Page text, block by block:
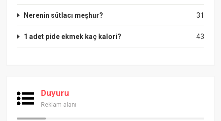
31
Nerenin sütlacı meşhur?
43
1 adet pide ekmek kaç kalori?
Duyuru
Reklam alanı